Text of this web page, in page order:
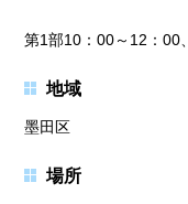
第1部10：00～12：00
地域
墨田区
場所